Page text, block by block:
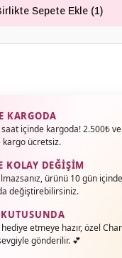
Sepete Ekle (1)
KARGODA
içinde kargoda! 2.500₺
ücretsiz.
KOLAY DEĞIŞIM
ürünü 10 gün
değiştirebilirsiniz.
etmeye hazır, özel
gönderilir. 💕